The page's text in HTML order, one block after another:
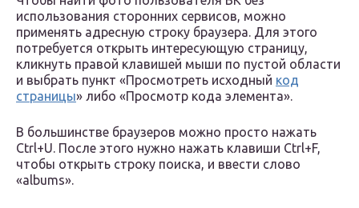
использования сторонних сервисов, можно
применять адресную строку браузера. Для этого
потребуется открыть интересующую страницу,
кликнуть правой клавишей мыши по пустой области
и выбрать пункт «Просмотреть исходный код
страницы» либо «Просмотр кода элемента».
В большинстве браузеров можно просто нажать
Ctrl+U. После этого нужно нажать клавиши Ctrl+F,
чтобы открыть строку поиска, и ввести слово
«albums».